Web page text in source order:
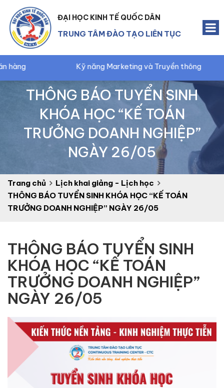
ĐẠI HỌC KINH TẾ QUỐC DÂN
TRUNG TÂM ĐÀO TẠO LIÊN TỤC
Kỹ năng Marketing và Truyền thông
THÔNG BÁO TUYỂN SINH
KHÓA HỌC “KẾ TOÁN
TRƯỞNG DOANH NGHIỆP”
NGÀY 26/05
Trang chủ
Lịch khai giảng - Lịch học
THÔNG BÁO TUYỂN SINH KHÓA HỌC “KẾ TOÁN
TRƯỞNG DOANH NGHIỆP” NGÀY 26/05
THÔNG BÁO TUYỂN SINH
KHÓA HỌC “KẾ TOÁN
TRƯỞNG DOANH NGHIỆP”
NGÀY 26/05